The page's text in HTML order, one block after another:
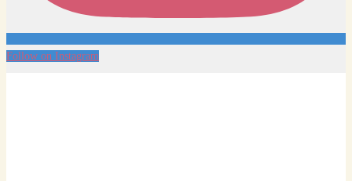
Follow on Instagram